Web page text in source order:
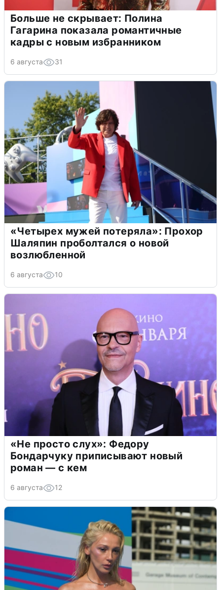
Больше не скрывает: Полина
Гагарина показала романтичные
кадры с новым избранником
6 августа 31
«Четырех мужей потеряла»: Прохор
Шаляпин проболтался о новой
возлюбленной
6 августа 10
«Не просто слух»: Федору
Бондарчуку приписывают новый
роман — с кем
6 августа 12